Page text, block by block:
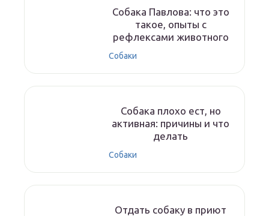
Собака Павлова: что это
такое, опыты с
рефлексами животного
Собаки
Собака плохо ест, но
активная: причины и что
делать
Собаки
Отдать собаку в приют